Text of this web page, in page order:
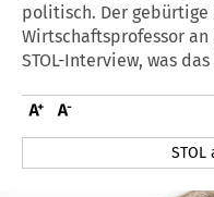
politisch. Der gebürtige
Wirtschaftsprofessor
STOL-Interview, was